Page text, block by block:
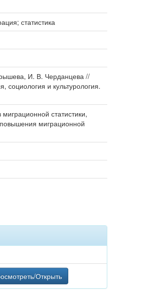
статистика
И. В. Черданцева //
и культурология.
статистики,
миграционной
Открыть